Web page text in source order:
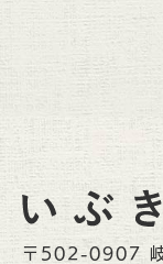
〒502-0907